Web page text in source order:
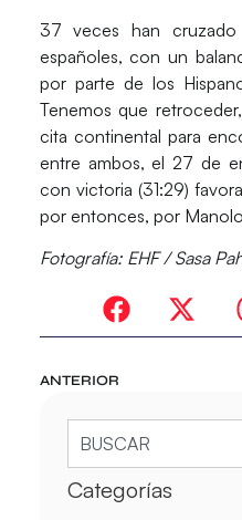
37 veces han
españoles, con un
por parte de los
Tenemos que
cita continental para
entre ambos, el 27 de
con victoria (31:29)
por entonces, por
Fotografía: EHF / Sasa
ANTERIOR
Categorías